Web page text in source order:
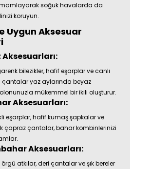
soğuk havalarda da
koruyun.
Uygun Aksesuar
Aksesuarları:
bilezikler, hafif eşarplar ve canlı
çantalar yaz aylarında beyaz
mükemmel bir ikili oluşturur.
Aksesuarları:
eşarplar, hafif kumaş şapkalar ve
çapraz çantalar, bahar kombinlerinizi
Aksesuarları:
örgü atkılar, deri çantalar ve şık bereler